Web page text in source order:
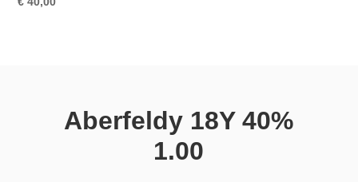
Aberfeldy 18Y 40%
1.00